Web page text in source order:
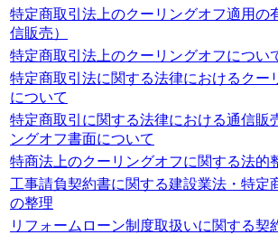
特定商取引法上のクーリングオフ適用の
信販売）
特定商取引法上のクーリングオフについ
特定商取引法に関する法律におけるクー
について
特定商取引に関する法律における通信販
ングオフ書面について
特商法上のクーリングオフに関する法的
工事請負契約書に関する建設業法・特定
の整理
リフォームローン制度取扱いに関する契